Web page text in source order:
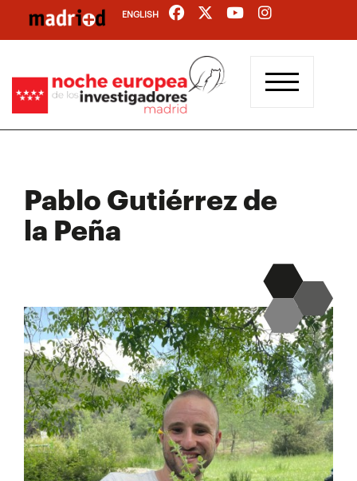
contenido
ENGLISH
Pablo Gutiérrez de
la Peña